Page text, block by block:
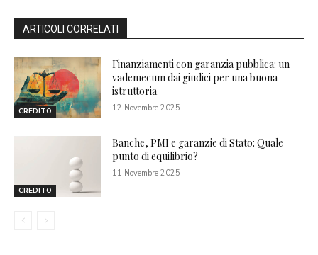
ARTICOLI CORRELATI
CREDITO
Finanziamenti con garanzia pubblica: un
vademecum dai giudici per una buona
istruttoria
12 Novembre 2025
CREDITO
Banche, PMI e garanzie di Stato: Quale
punto di equilibrio?
11 Novembre 2025